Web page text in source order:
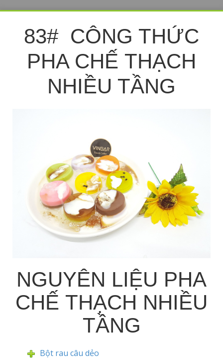
83# CÔNG THỨC
PHA CHẾ THẠCH
NHIỀU TẦNG
NGUYÊN LIỆU PHA
CHẾ THẠCH NHIỀU
TẦNG
Bột rau câu dẻo